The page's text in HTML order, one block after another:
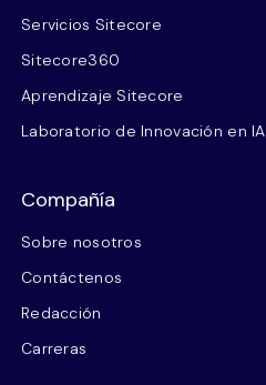
Servicios Sitecore
Sitecore360
Aprendizaje Sitecore
Laboratorio de Innovación en IA
Compañía
Sobre nosotros
Contáctenos
Redacción
Carreras